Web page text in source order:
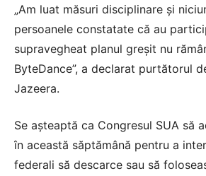
„Am luat măsuri disciplinare și
persoanele constatate că au
supravegheat planul greșit nu
ByteDance”, a declarat purtătorul
Jazeera.
Se așteaptă ca Congresul SUA să
în această săptămână pentru a
federali să descarce sau să